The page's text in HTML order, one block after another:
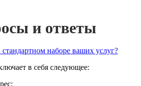
и ответы
стандартном наборе ваших услуг?
в себя следующее: